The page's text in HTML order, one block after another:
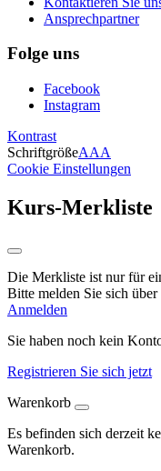
Ansprechpartner
Folge uns
Facebook
Instagram
Kontrast
SchriftgrößeAAA
Cookie Einstellungen
Kurs-Merkliste
Die Merkliste ist nur für
Bitte melden Sie sich
Anmelden
Sie haben noch kein
Registrieren Sie sich jetzt
Warenkorb
Es befinden sich derzeit
Warenkorb.